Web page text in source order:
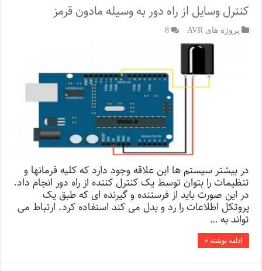
کنترل وسایل از راه دور به وسیله مادون قرمز
پروژه های AVR 8
در بیشتر سیستم ها این علاقه وجود دارد که کلیه فرمانها و
تنظیمات را بتوان توسط یک کنترل کننده از راه دور انجام داد.
در این صورت باید از فرستنده و گیرنده ای که طبق یک
پروتکل اطلاعات را رد و بدل می کند استفاده کرد. ارتباط می
تواند به …
ادامه نوشته »